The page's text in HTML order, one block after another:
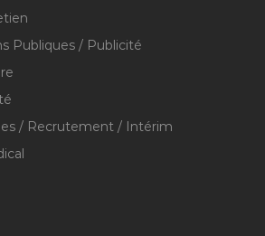
Publiques / Publicité
/ Recrutement / Intérim